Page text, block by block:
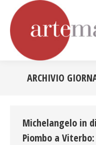
ARCHIVIO
Michelangelo in
Piombo a